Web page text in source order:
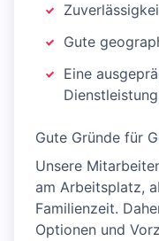
Gute
Eine
Gute Gründe für
Unsere
am Arbeitsplatz,
Familienzeit.
Optionen und